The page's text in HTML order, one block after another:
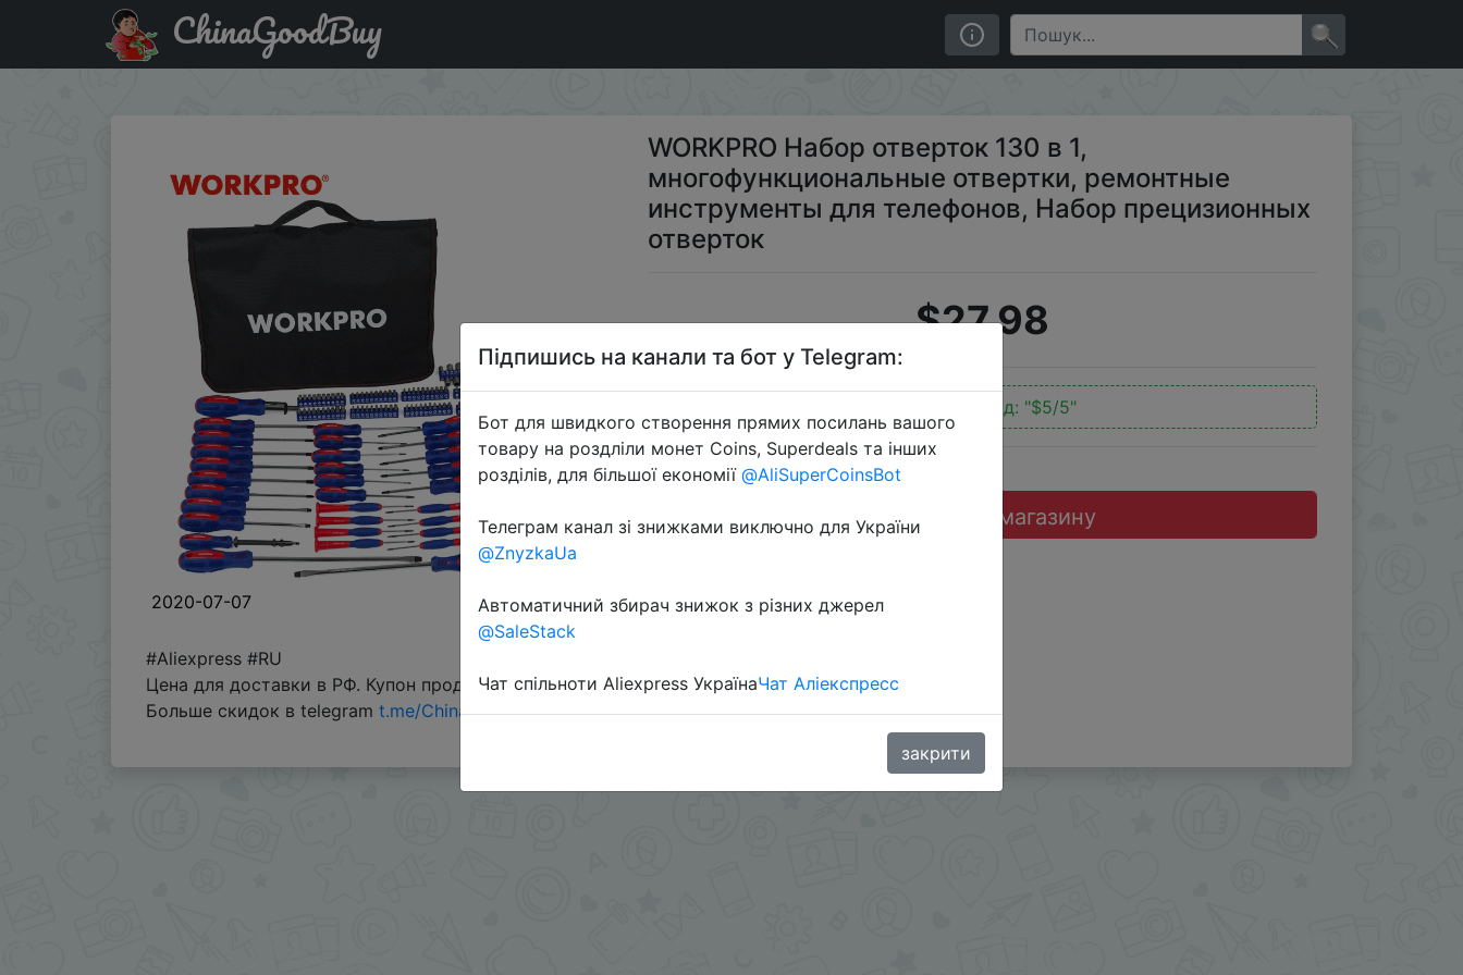
Код на знижку $5/5 WORKPRO Набор отверток 130 в 1, многофункциональные отвертки, ремонтные инструменты для телефонов, Набор прецизионных отверток
ChinaGoodBuy
2020-07-07
WORKPRO Набор отверток 130 в 1,
многофункциональные отвертки, ремонтные
инструменты для телефонов, Набор прецизионных
отверток
$27.98
Промокод: "$5/5"
Перейти до магазину
#Aliexpress #RU
Цена для доставки в РФ. Купон продавца $5/5 и автоматическая скидка продавца $3.67
Больше скидок в telegram t.me/ChinaGoodBuy
Підпишись на канали та бот у Telegram:
Бот для швидкого створення прямих посилань вашого
товару на роздліли монет Coins, Superdeals та інших
розділів, для більшої економії @AliSuperCoinsBot
Телеграм канал зі знижками виключно для України
@ZnyzkaUa
Автоматичний збирач знижок з різних джерел
@SaleStack
Чат спільноти Aliexpress УкраїнаЧат Аліекспресс
закрити